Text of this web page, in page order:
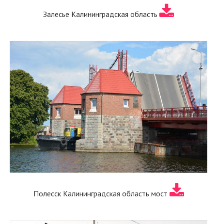
Залесье Калининградская область
Полесск Калининградская область мост